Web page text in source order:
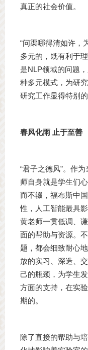
真正的社会价值。
“问渠哪得清如许，
多元的，既有利于
是NLP领域的问题
种多元模式，为研
研究工作显得特别
春风化雨 止于至善
“君子之德风”。作
师自身就是学生们
而不辍，福布斯中
性，人工智能最具
黄老师一贯低调、
面的帮助与资源。
题，都会细致耐心
放的实习、深造、
己的瓶颈，为学生
方面的支持，在实
期的。
除了直接的帮助与